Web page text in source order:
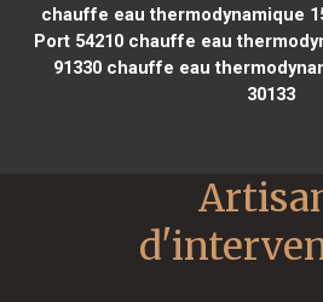
chauffe eau thermodynamique
Port 54210 chauffe eau
91330 chauffe eau
30133